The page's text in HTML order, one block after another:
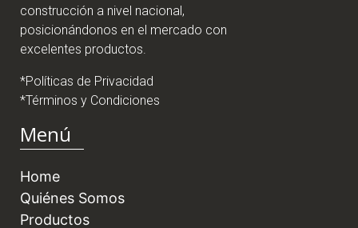
construcción a nivel nacional,
posicionándonos en el mercado con
excelentes productos.
*Políticas de Privacidad
*Términos y Condiciones
Menú
Home
Quiénes Somos
Productos